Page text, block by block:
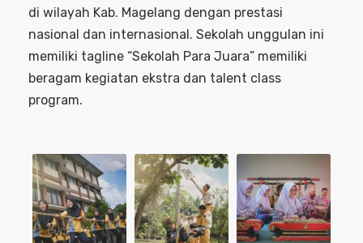
di wilayah Kab. Magelang dengan prestasi
nasional dan internasional. Sekolah unggulan ini
memiliki tagline “Sekolah Para Juara” memiliki
beragam kegiatan ekstra dan talent class
program.